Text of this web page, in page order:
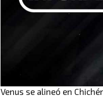
Venus se alineó en